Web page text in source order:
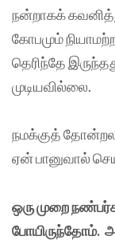
நன்றாகக்
கோபமும்
தெரிந்தே
முடியவில்லை.
நமக்குத்
ஏன் பானுவால்
ஒரு முறை
போயிருந்தோம்.